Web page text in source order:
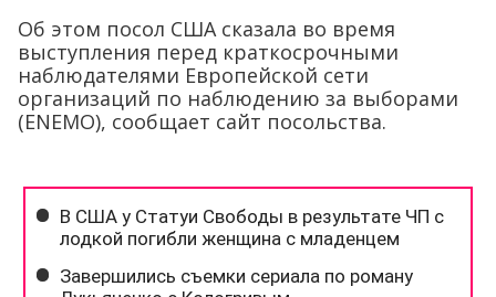
Об этом посол США сказала во время
выступления перед краткосрочными
наблюдателями Европейской сети
организаций по наблюдению за выборами
(ENEMO), сообщает сайт посольства.